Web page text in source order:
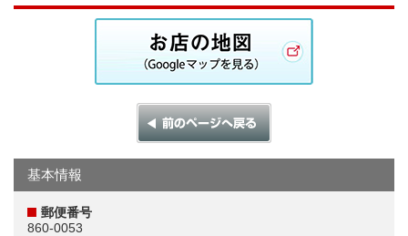
基本情報
郵便番号
860-0053